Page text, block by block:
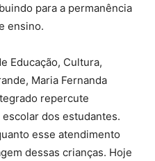
para a permanência
ensino.
Educação, Cultura,
Maria Fernanda
repercute
dos estudantes.
esse atendimento
dessas crianças. Hoje